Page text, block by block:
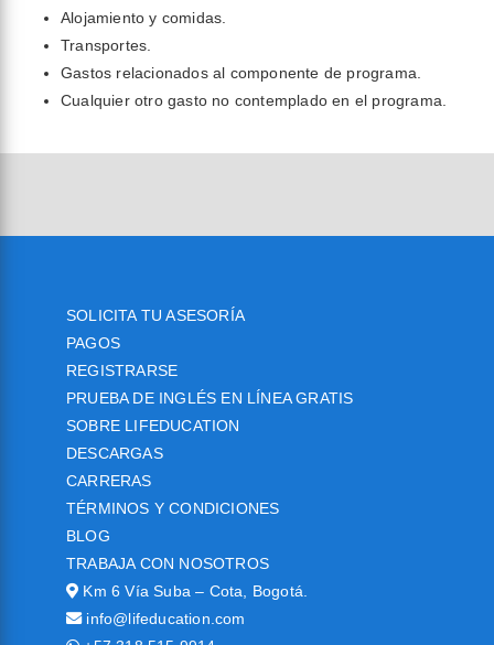
Alojamiento y comidas.
Transportes.
Gastos relacionados al componente de programa.
Cualquier otro gasto no contemplado en el programa.
SOLICITA TU ASESORÍA
PAGOS
REGISTRARSE
PRUEBA DE INGLÉS EN LÍNEA GRATIS
SOBRE LIFEDUCATION
DESCARGAS
CARRERAS
TÉRMINOS Y CONDICIONES
BLOG
TRABAJA CON NOSOTROS
Km 6 Vía Suba – Cota, Bogotá.
info@lifeducation.com